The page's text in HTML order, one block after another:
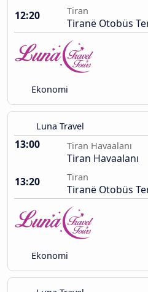
12:20
Tiran
Tiranë Otobüs
Ekonomi
Luna Travel
13:00 Tiran Havaalanı
Tiran Havaalanı
13:20
Tiran
Tiranë Otobüs
Ekonomi